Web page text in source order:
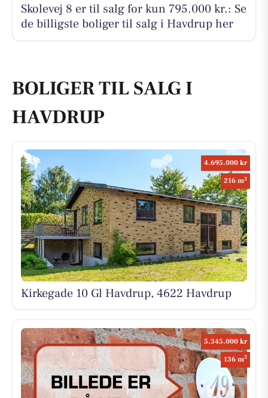
Skolevej 8 er til salg for kun 795.000 kr.: Se
de billigste boliger til salg i Havdrup her
BOLIGER TIL SALG I
HAVDRUP
4.695.000 kr
216 m2
Kirkegade 10 Gl Havdrup, 4622 Havdrup
5.345.000 kr
136 m2